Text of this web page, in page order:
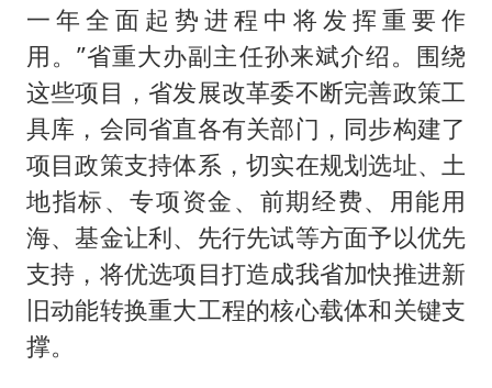
一年全面起势进程中将发挥重要作
用。”省重大办副主任孙来斌介绍。围绕
这些项目，省发展改革委不断完善政策工
具库，会同省直各有关部门，同步构建了
项目政策支持体系，切实在规划选址、土
地指标、专项资金、前期经费、用能用
海、基金让利、先行先试等方面予以优先
支持，将优选项目打造成我省加快推进新
旧动能转换重大工程的核心载体和关键支
撑。